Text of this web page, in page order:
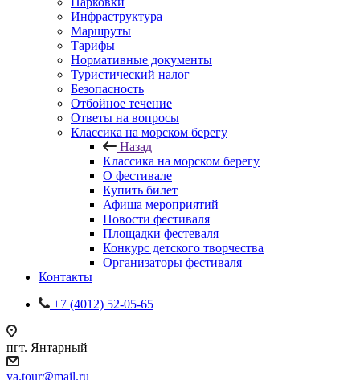
Инфраструктура
Маршруты
Тарифы
Нормативные документы
Туристический налог
Безопасность
Отбойное течение
Ответы на вопросы
Классика на морском берегу
Назад
Классика на морском берегу
О фестивале
Купить билет
Афиша мероприятий
Новости фестиваля
Площадки фестеваля
Конкурс детского творчества
Организаторы фестиваля
Контакты
+7 (4012) 52-05-65
пгт. Янтарный
ya.tour@mail.ru